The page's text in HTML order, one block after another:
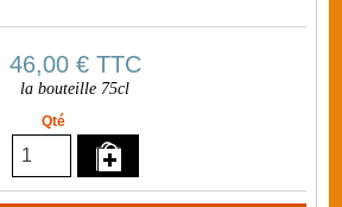
46,00 €TTC
la bouteille 75cl
Qté